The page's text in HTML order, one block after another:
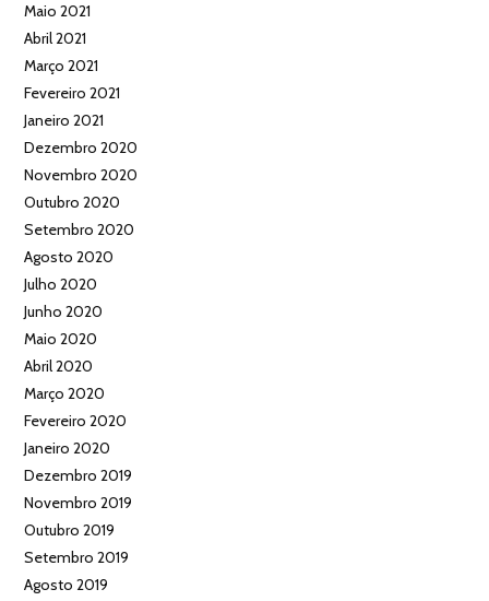
Maio 2021
Abril 2021
Março 2021
Fevereiro 2021
Janeiro 2021
Dezembro 2020
Novembro 2020
Outubro 2020
Setembro 2020
Agosto 2020
Julho 2020
Junho 2020
Maio 2020
Abril 2020
Março 2020
Fevereiro 2020
Janeiro 2020
Dezembro 2019
Novembro 2019
Outubro 2019
Setembro 2019
Agosto 2019